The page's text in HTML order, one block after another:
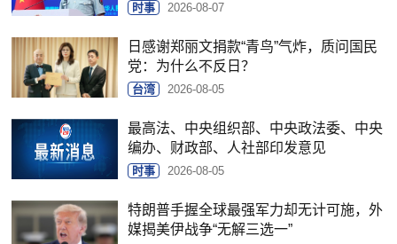
时事 2026-08-07
日感谢郑丽文捐款“青鸟”气炸，质问国民
党：为什么不反日？
台湾 2026-08-05
最高法、中央组织部、中央政法委、中央
编办、财政部、人社部印发意见
时事 2026-08-05
特朗普手握全球最强军力却无计可施，外
媒揭美伊战争“无解三选一”